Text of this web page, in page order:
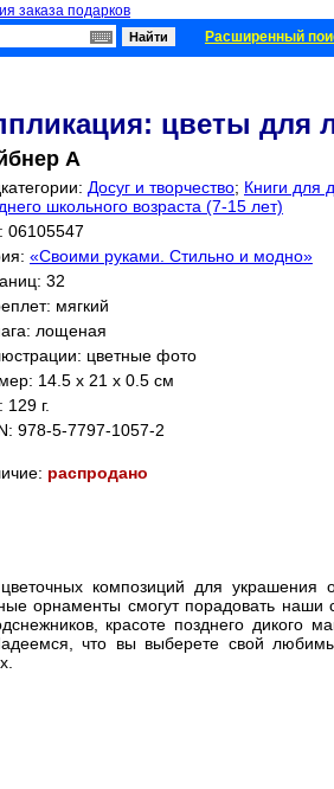
заказа подарков
Расширенный
цветы для
А
Досуг и творчество; Книги для
школьного возраста (7-15 лет)
06105547
«Своими руками. Стильно и модно»
32
мягкий
лощеная
цветные фото
14.5 x 21 x 0.5 см
129 г.
978-5-7797-1057-2
распродано
композиций для
орнаменты смогут порадовать
красоте позднего дикого
что вы выберете свой